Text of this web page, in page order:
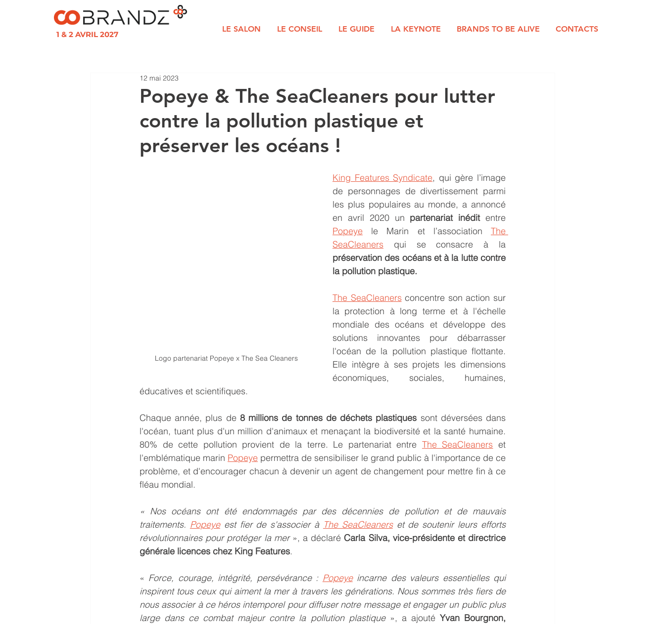
1 & 2 AVRIL 2027
LE SALON LE CONSEIL LE GUIDE LA KEYNOTE BRANDS TO BE ALIVE CONTACTS
Popeye & The SeaCleaners pour lutter
contre la pollution plastique et
préserver les océans !
12 mai 2023
Logo partenariat Popeye x The Sea Cleaners
King Features Syndicate, qui gère l’image
de personnages de divertissement parmi
les plus populaires au monde, a annoncé
en avril 2020 un partenariat inédit
Popeye le Marin et l’association The
SeaCleaners
préservation des océans et à la lutte contre
la pollution plastique.
The SeaCleaners concentre son action sur
la protection à long terme et à l'échelle
mondiale des océans et développe des
solutions innovantes pour débarrasser
l'océan de la pollution plastique flottante.
Elle intègre à ses projets les dimensions
économiques, sociales, humaines,
éducatives et scientifiques.
Chaque année, plus de 8 millions de tonnes de déchets plastiques sont déversées dans
l'océan, tuant plus d'un million d'animaux et menaçant la biodiversité et la santé humaine.
80% de cette pollution provient de la terre. Le partenariat entre The SeaCleaners et
l'emblématique marin Popeye permettra de sensibiliser le grand public à l'importance de ce
problème, et d'encourager chacun à devenir un agent de changement pour mettre fin à ce
fléau mondial.
« Nos océans ont été endommagés par des décennies de pollution et de mauvais
traitements. Popeye est fier de s'associer à The SeaCleaners et de soutenir leurs efforts
révolutionnaires pour protéger la mer », a déclaré Carla Silva, vice-présidente et directrice
générale licences chez King Features.
« Force, courage, intégrité, persévérance : Popeye incarne des valeurs essentielles qui
inspirent tous ceux qui aiment la mer à travers les générations. Nous sommes très fiers de
nous associer à ce héros intemporel pour diffuser notre message et engager un public plus
large dans ce combat majeur contre la pollution plastique », a ajouté Yvan Bourgnon,